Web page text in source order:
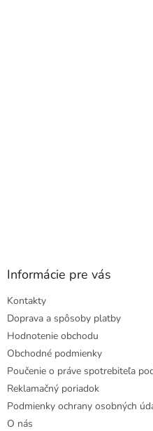
Informácie pre vás
Kontakty
Doprava a spôsoby platby
Hodnotenie obchodu
Obchodné podmienky
Poučenie o práve spotrebiteľa
Reklamačný poriadok
Podmienky ochrany osobných
O nás